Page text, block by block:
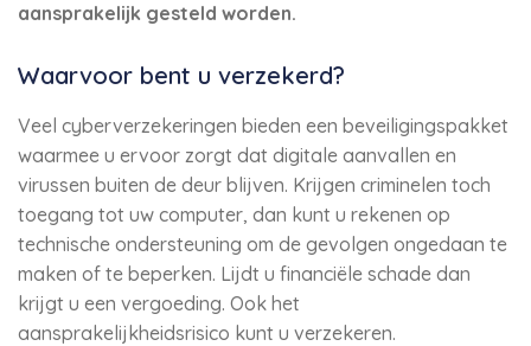
aansprakelijk gesteld worden.
Waarvoor bent u verzekerd?
Veel cyberverzekeringen bieden een beveiligingspakket
waarmee u ervoor zorgt dat digitale aanvallen en
virussen buiten de deur blijven. Krijgen criminelen toch
toegang tot uw computer, dan kunt u rekenen op
technische ondersteuning om de gevolgen ongedaan te
maken of te beperken. Lijdt u financiële schade dan
krijgt u een vergoeding. Ook het
aansprakelijkheidsrisico kunt u verzekeren.